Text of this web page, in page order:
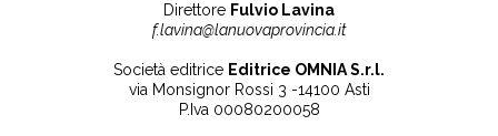
Direttore Fulvio Lavina
f.lavina@lanuovaprovincia.it
Società editrice Editrice OMNIA S.r.l.
via Monsignor Rossi 3 -14100 Asti
P.Iva 00080200058